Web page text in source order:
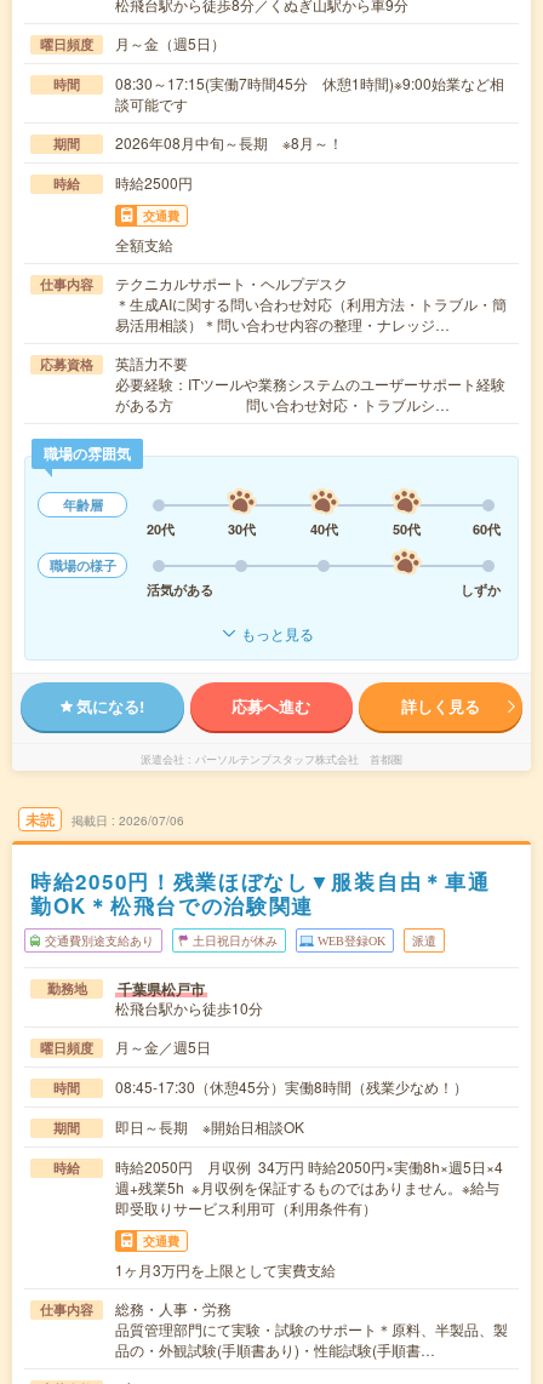
曜日頻度 月～金（週5日）
時間
08:30～17:15(実働7時間45分 休憩1時間)※9:00始業など相
談可能です
期間 2026年08月中旬～長期 ※8月～！
時給 時給2500円
交通費
全額支給
仕事内容
テクニカルサポート・ヘルプデスク
＊生成AIに関する問い合わせ対応（利用方法・トラブル・簡
易活用相談）＊問い合わせ内容の整理・ナレッジ…
応募資格
英語力不要
必要経験：ITツールや業務システムのユーザーサポート経験
がある方 問い合わせ対応・トラブルシ…
職場の雰囲気
年齢層
20代
30代 40代 50代
60代
職場の様子
活気がある
しずか
もっと見る
気になる! 応募へ進む 詳しく見る
派遣会社 パーソルテンプスタッフ株式会社 首都圏
未読 掲載日 2026/07/06
時給2050円！残業ほぼなし▼服装自由＊車通
勤OK＊松飛台での治験関連
交通費別途支給あり 土日祝日が休み WEB登録OK 派遣
勤務地 千葉県松戸市
松飛台駅から徒歩10分
曜日頻度 月～金／週5日
時間 08:45-17:30（休憩45分）実働8時間（残業少なめ！）
期間 即日～長期 ※開始日相談OK
時給
時給2050円 月収例 34万円 時給2050円×実働8h×週5日×4
週+残業5h ※月収例を保証するものではありません。※給与
即受取りサービス利用可（利用条件有）
交通費
1ヶ月3万円を上限として実費支給
仕事内容
総務・人事・労務
品質管理部門にて実験・試験のサポート＊原料、半製品、製
品の・外観試験(手順書あり)・性能試験(手順書…